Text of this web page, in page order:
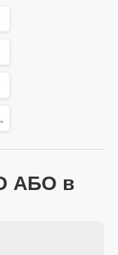
АБО в